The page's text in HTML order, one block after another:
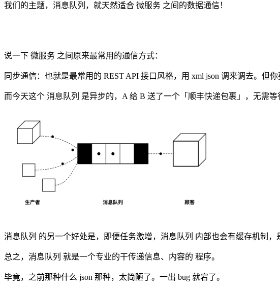
我们的主题，消息队列，就天然适合 微服务 之间的数据通信！
说一下 微服务 之间原来最常用的通信方式：
同步通信：也就是最常用的 REST API 接口风格，用 xml json 调来调去。但
而今天这个 消息队列 是异步的，A 给 B 送了一个「顺丰快递包裹」，无需
消息队列 的另一个好处是，即便任务激增，消息队列 内部也会有缓存机制
总之，消息队列 就是一个专业的干传递信息、内容的 程序。
毕竟，之前那种什么 json 那种，太简陋了。一出 bug 就宕了。